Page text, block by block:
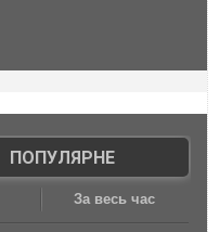
ПОПУЛЯРНЕ
За весь час